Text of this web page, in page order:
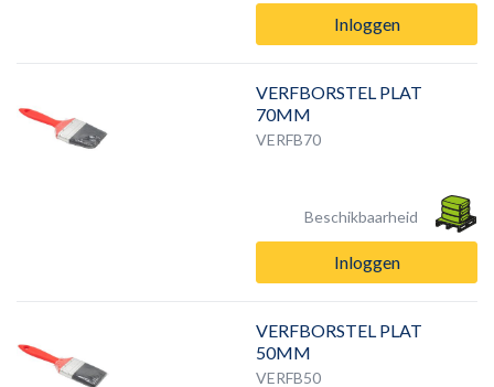
Inloggen
VERFBORSTEL PLAT
70MM
VERFB70
Beschikbaarheid
Inloggen
VERFBORSTEL PLAT
50MM
VERFB50